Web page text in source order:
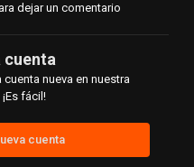
dejar un comentario
cuenta
nueva en nuestra
fácil!
cuenta